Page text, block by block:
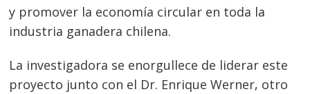
y promover la economía circular en toda la
industria ganadera chilena.
La investigadora se enorgullece de liderar este
proyecto junto con el Dr. Enrique Werner, otro